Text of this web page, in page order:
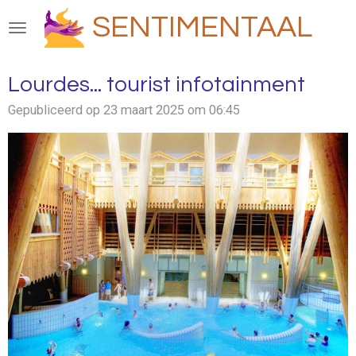
direct
de
hoofdinhoud
SENTIMENTAAL
Lourdes... tourist infotainment
Gepubliceerd op 23 maart 2025 om 06:45